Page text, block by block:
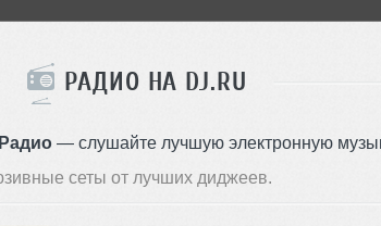
РАДИО НА DJ.RU
Радио— слушайте лучшую электронную
сеты от лучших диджеев.